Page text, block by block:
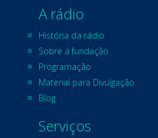
A rádio
História da rádio
Sobre a fundação
Programação
Material para Divulgação
Blog
Serviços